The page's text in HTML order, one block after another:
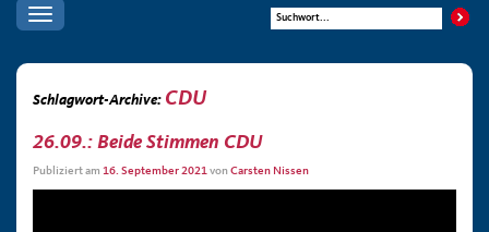
Toggle
navigation
Schlagwort-Archive: CDU
26.09.: Beide Stimmen CDU
Publiziert am 16. September 2021vonCarsten Nissen